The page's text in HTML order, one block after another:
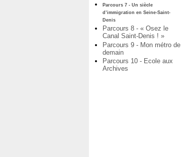
Parcours 7 - Un siècle
d’immigration en Seine-Saint-
Denis
Parcours 8 - « Osez le
Canal Saint-Denis ! »
Parcours 9 - Mon métro de
demain
Parcours 10 - Ecole aux
Archives